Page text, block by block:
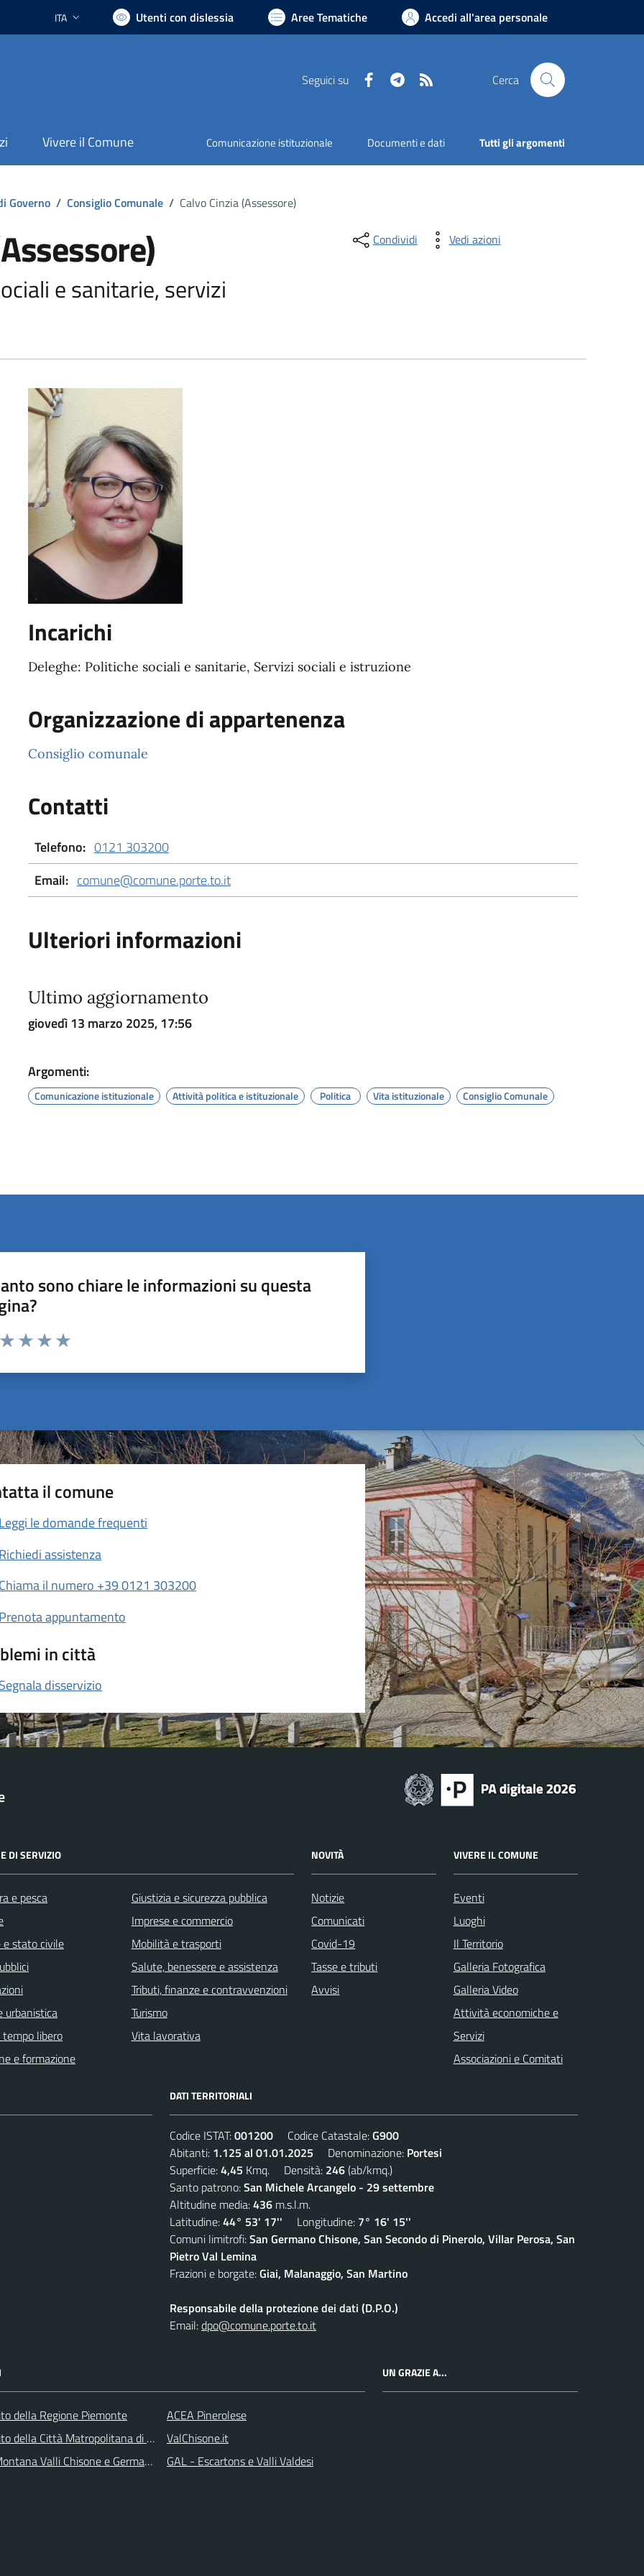
Lingua attiva:
ITA Utenti con dislessia Aree Tematiche Accedi all'area personale
Seguici su FacebookTelegram Cerca
Vivere il Comune Comunicazione istituzionale Documenti e dati Tutti gli argomenti
Governo / Consiglio Comunale / Calvo Cinzia (Assessore)
e sanitarie, servizi
Condividi Vedi azioni
Incarichi
Deleghe: Politiche sociali e sanitarie, Servizi sociali e istruzione
Organizzazione di appartenenza
Consiglio comunale
Contatti
Telefono: 0121 303200
Email: comune@comune.porte.to.it
Ulteriori informazioni
Ultimo aggiornamento
giovedì 13 marzo 2025, 17:56
Argomenti:
Comunicazione istituzionale Attività politica e istituzionale Politica Vita istituzionale Consiglio Comunale
sono chiare le informazioni su questa
da 1 a 5 stelle la pagina
il comune
le domande frequenti
assistenza
il numero +39 0121 303200
appuntamento
in città
disservizio
DI SERVIZIO
e pesca
e stato civile
urbanistica
libero
e formazione
Giustizia e sicurezza pubblica
Imprese e commercio
Mobilità e trasporti
Salute, benessere e assistenza
Tributi, finanze e contravvenzioni
Turismo
Vita lavorativa
NOVITÀ
Notizie
Comunicati
Covid-19
Tasse e tributi
Avvisi
VIVERE IL COMUNE
Eventi
Luoghi
Il Territorio
Galleria Fotografica
Galleria Video
Attività economiche e
Servizi
Associazioni e Comitati
DATI TERRITORIALI
Codice ISTAT:001200 Codice Catastale:G900
Abitanti: 1.125 al 01.01.2025 Denominazione: Portesi
Superficie:4,45 Kmq. Densità: 246(ab/kmq.)
Santo patrono:San Michele Arcangelo - 29 settembre
Altitudine media:436 m.s.l.m.
Latitudine:44° 53' 17'' Longitudine: 7° 16' 15''
Comuni limitrofi:San Germano Chisone, San Secondo di Pinerolo, Villar Perosa, San
Pietro Val Lemina
Frazioni e borgate:Giai, Malanaggio, San Martino
Responsabile della protezione dei dati (D.P.O.)
Email:dpo@comune.porte.to.it
della Regione Piemonte
della Città Matropolitana di Torino
Valli Chisone e Germanasca
ACEA Pinerolese
ValChisone.it
GAL - Escartons e Valli Valdesi
UN GRAZIE A...